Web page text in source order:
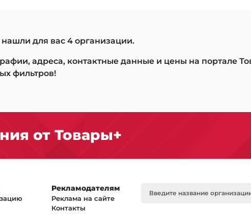
для вас 4 организации.
адреса, контактные данные и цены на портале
фильтров!
от Товары+
Рекламодателям
Реклама на сайте
Контакты